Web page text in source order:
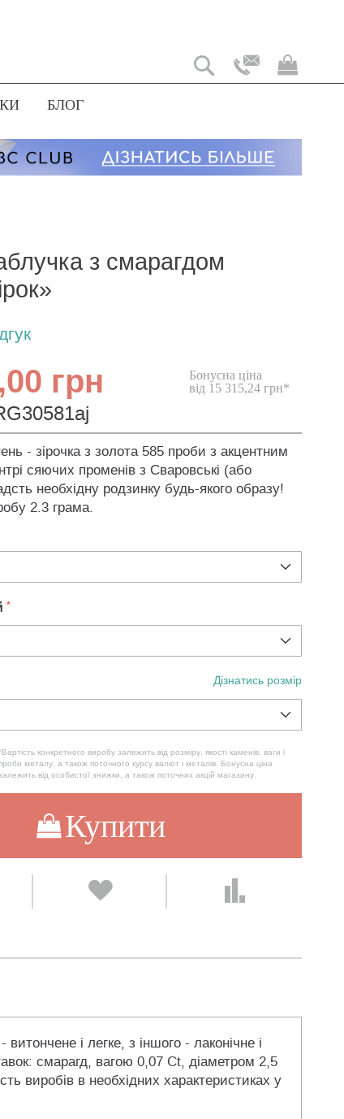
Мій
БЛОГ
з смарагдом
грн
Бонусна ціна
від 15 315,24 грн*
- зірочка з золота 585 проби з акцентним
сяючих променів з Сваровські (або
необхідну родзинку будь-якого образу!
2.3 грама.
Дізнатись розмір
конкретного виробу залежить від розміру, якості каменів, ваги і
металу, а також поточного курсу валют і металів. Бонусна ціна
від особистої знижки, а також поточних акцій магазину.
Купити
і легке, з іншого - лаконічне і
смарагд, вагою 0,07 Ct, діаметром 2,5
виробів в необхідних характеристиках у